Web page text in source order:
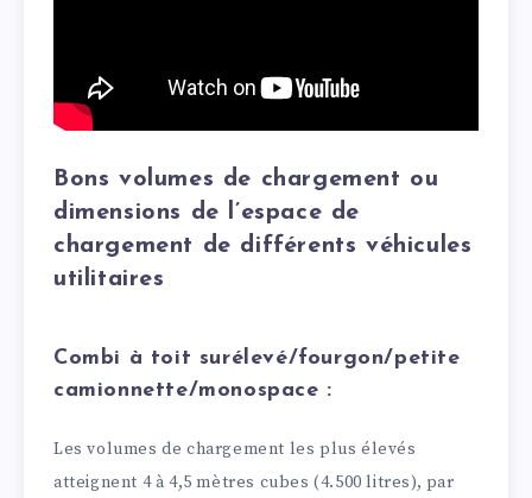
Bons volumes de chargement ou
dimensions de l’espace de
chargement de différents véhicules
utilitaires
Combi à toit surélevé/fourgon/petite
camionnette/monospace :
Les volumes de chargement les plus élevés
atteignent 4 à 4,5 mètres cubes (4.500 litres), par